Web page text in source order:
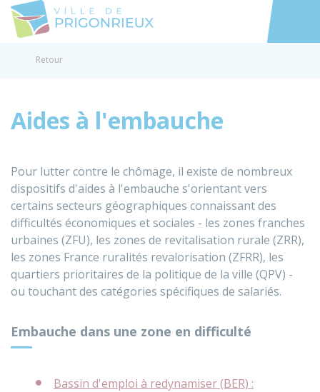
Accéder
Retour
Aides à l'embauche
Pour lutter contre le chômage, il existe de nombreux
dispositifs d'aides à l'embauche s'orientant vers
certains secteurs géographiques connaissant des
difficultés économiques et sociales - les zones franches
urbaines (ZFU), les zones de revitalisation rurale (ZRR),
les zones France ruralités revalorisation (ZFRR), les
quartiers prioritaires de la politique de la ville (QPV) -
ou touchant des catégories spécifiques de salariés.
Embauche dans une zone en difficulté
Bassin d'emploi à redynamiser (BER) :